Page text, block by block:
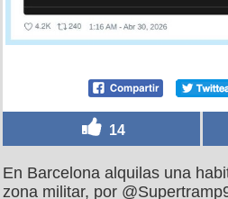
14
En Barcelona alquilas una
zona militar, por